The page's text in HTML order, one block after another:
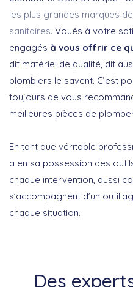
les plus grandes marques
sanitaires. Voués à votre
engagés à vous offrir ce
dit matériel de qualité, dit
plombiers le savent. C’est
toujours de vous
meilleures pièces de
En tant que véritable
a en sa possession des
chaque intervention, aussi
s’accompagnent d’un
chaque situation.
Des